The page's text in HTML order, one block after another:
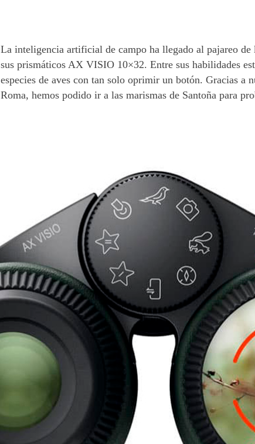
La inteligencia artificial de campo ha llegado al pajareo de
sus prismáticos AX VISIO 10×32. Entre sus habilidades
especies de aves con tan solo oprimir un botón. Gracias a
Roma, hemos podido ir a las marismas de Santoña para